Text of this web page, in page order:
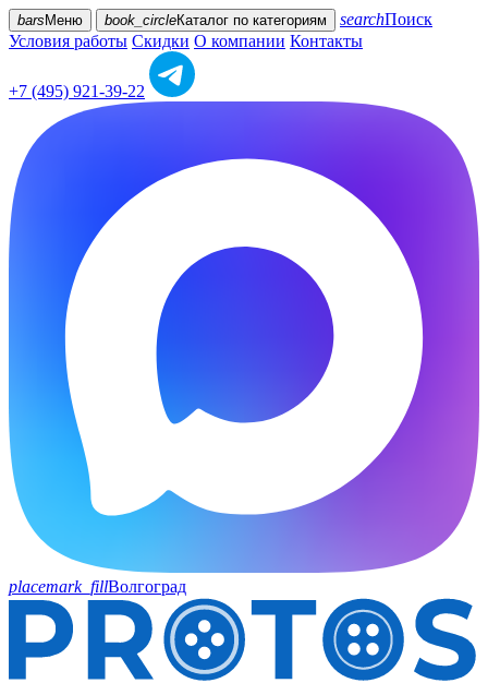
bars Меню book_circleКаталог по категориям searchПоиск
Условия работы Скидки О компании Контакты
+7 (495) 921-39-22
placemark_fillВолгоград